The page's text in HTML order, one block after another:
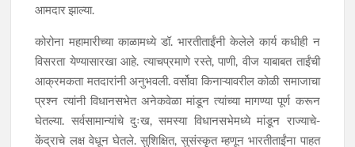
आमदार झाल्या.
कोरोना महामारीच्या काळामध्ये डॉ. भारतीताईंनी केलेले कार्य कधीही न
विसरता येण्यासारखा आहे. त्याचप्रमाणे रस्ते, पाणी, वीज याबाबत ताईंची
आक्रमकता मतदारांनी अनुभवली. वर्सोवा किनाऱ्यावरील कोळी समाजाचा
प्रश्न त्यांनी विधानसभेत अनेकवेळा मांडून त्यांच्या मागण्या पूर्ण करून
घेतल्या. सर्वसामान्यांचे दुःख, समस्या विधानसभेमध्ये मांडून राज्याचे-
केंद्राचे लक्ष वेधून घेतले. सुशिक्षित, सुसंस्कृत म्हणून भारतीताईंना पाहत